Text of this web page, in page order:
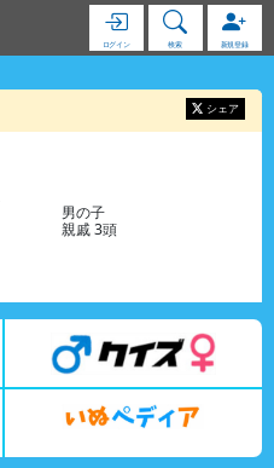
ログイン 検索 新規登録
シェア
男の子
親戚 3頭